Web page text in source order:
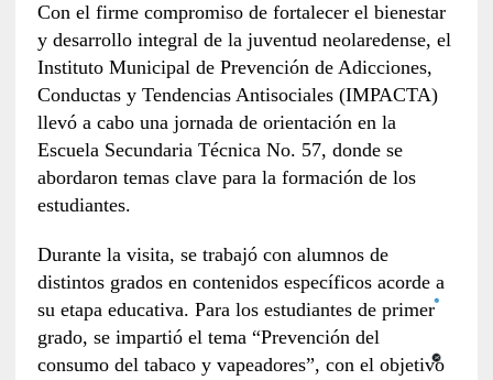
Con el firme compromiso de fortalecer el bienestar
y desarrollo integral de la juventud neolaredense, el
Instituto Municipal de Prevención de Adicciones,
Conductas y Tendencias Antisociales (IMPACTA)
llevó a cabo una jornada de orientación en la
Escuela Secundaria Técnica No. 57, donde se
abordaron temas clave para la formación de los
estudiantes.
Durante la visita, se trabajó con alumnos de
distintos grados en contenidos específicos acorde a
su etapa educativa. Para los estudiantes de primer
grado, se impartió el tema “Prevención del
consumo del tabaco y vapeadores”, con el objetivo